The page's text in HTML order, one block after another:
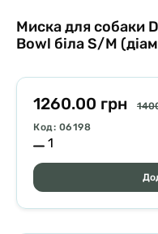
Миска для собаки
Bowl біла S/M
1260.00 грн
Код: 06198